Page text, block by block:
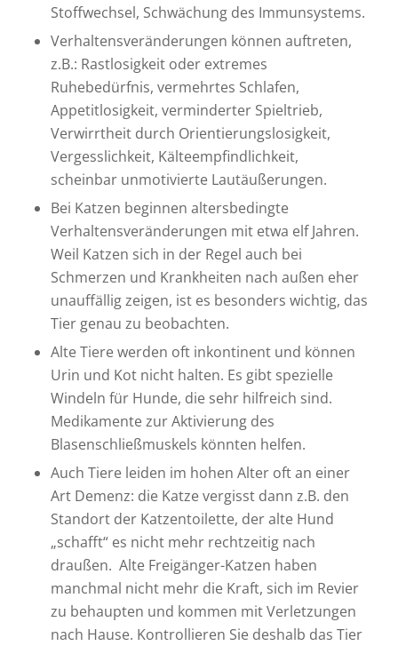
Stoffwechsel, Schwächung des Immunsystems.
Verhaltensveränderungen können auftreten,
z.B.: Rastlosigkeit oder extremes
Ruhebedürfnis, vermehrtes Schlafen,
Appetitlosigkeit, verminderter Spieltrieb,
Verwirrtheit durch Orientierungslosigkeit,
Vergesslichkeit, Kälteempfindlichkeit,
scheinbar unmotivierte Lautäußerungen.
Bei Katzen beginnen altersbedingte
Verhaltensveränderungen mit etwa elf Jahren.
Weil Katzen sich in der Regel auch bei
Schmerzen und Krankheiten nach außen eher
unauffällig zeigen, ist es besonders wichtig, das
Tier genau zu beobachten.
Alte Tiere werden oft inkontinent und können
Urin und Kot nicht halten. Es gibt spezielle
Windeln für Hunde, die sehr hilfreich sind.
Medikamente zur Aktivierung des
Blasenschließmuskels könnten helfen.
Auch Tiere leiden im hohen Alter oft an einer
Art Demenz: die Katze vergisst dann z.B. den
Standort der Katzentoilette, der alte Hund
„schafft“ es nicht mehr rechtzeitig nach
draußen. Alte Freigänger-Katzen haben
manchmal nicht mehr die Kraft, sich im Revier
zu behaupten und kommen mit Verletzungen
nach Hause. Kontrollieren Sie deshalb das Tier